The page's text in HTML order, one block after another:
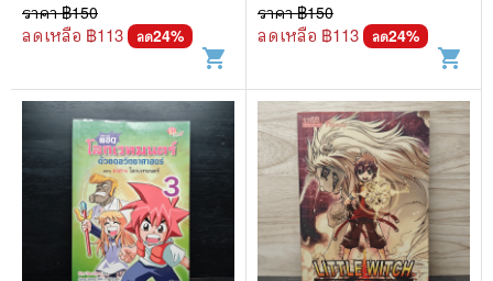
ราคา ฿150
ลดเหลือ ฿113 ลด24%
shopping_cart
ราคา ฿150
ลดเหลือ ฿113 ลด24%
shopping_cart